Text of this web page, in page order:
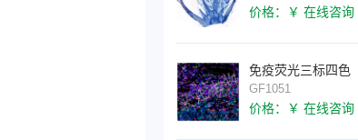
价格：￥ 在线咨询
免疫荧光三标四色
GF1051
价格：￥ 在线咨询